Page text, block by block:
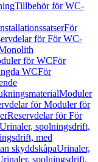
Tillbehör för WC-
För
för För WC-
för WCFör
WCFör
Moduler
för Moduler för
Reservdelar för För
Urinaler, spolningsdrift,
med
skyddskåpaUrinaler,
spolningsdrift,